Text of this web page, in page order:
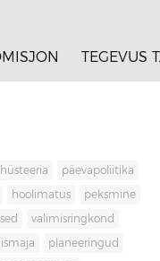
TEGEVUS
hüsteeria päevapoliitika
hoolimatus peksmine
valimisringkond
planeeringud